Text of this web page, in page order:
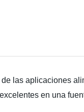
las aplicaciones
en una